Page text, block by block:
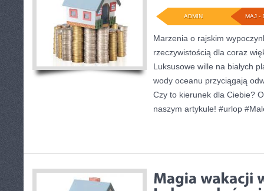
MAJ -
ADMIN
Marzenia o rajskim
rzeczywistością dla coraz
Luksusowe wille na białych
wody oceanu przyciągają
Czy to kierunek dla Ciebie?
naszym artykule! #urlop